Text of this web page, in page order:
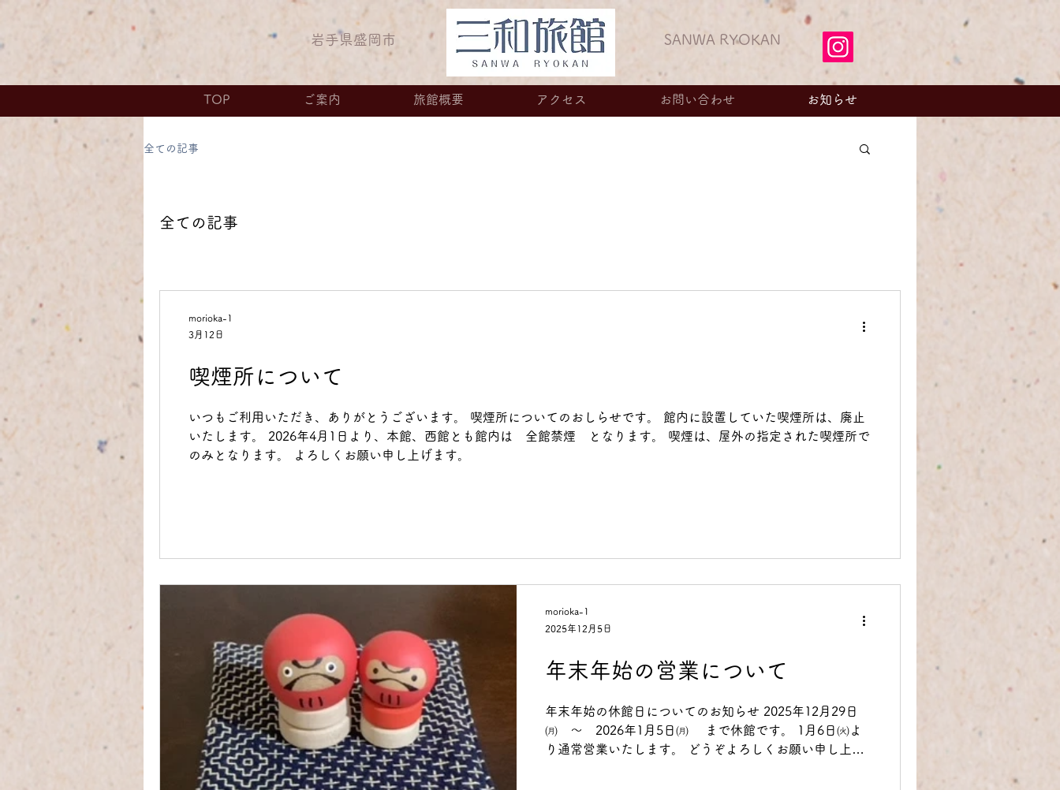
​岩手県盛岡市 SANWA RYOKAN
TOP ご案内 旅館概要 アクセス お問い合わせ お知らせ
全ての記事
全ての記事
喫煙所について
いつもご利用いただき、ありがとうございます。 喫煙所についてのおしらせです。 館内に設置していた喫煙所は、廃止
いたします。 2026年4月1日より、本館、西館とも館内は 全館禁煙 となります。 喫煙は、屋外の指定された喫煙所で
のみとなります。 よろしくお願い申し上げます。
morioka-1
3月12日
年末年始の営業について
年末年始の休館日についてのお知らせ 2025年12月29日
㈪ ～ 2026年1月5日㈪ まで休館です。 1月6日㈫よ
り通常営業いたします。 どうぞよろしくお願い申し上げ
morioka-1
2025年12月5日